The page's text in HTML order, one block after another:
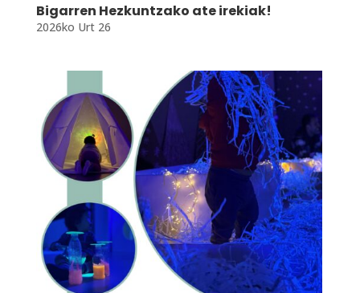
Bigarren Hezkuntzako ate irekiak!
2026ko Urt 26